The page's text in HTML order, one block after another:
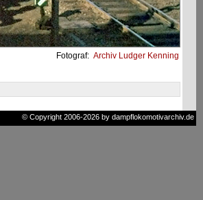
Fotograf: Archiv Ludger Kenning
© Copyright 2006-2026 by dampflokomotivarchiv.de